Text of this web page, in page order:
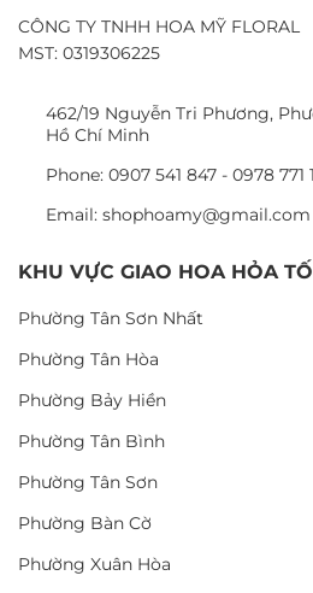
CÔNG TY TNHH HOA MỸ FLORAL
MST: 0319306225
462/19 Nguyễn Tri Phương,
Hồ Chí Minh
Phone: 0907 541 847 - 0978 771
Email: shophoamy@gmail.com
KHU VỰC GIAO HOA HỎA
Phường Tân Sơn Nhất
Phường Tân Hòa
Phường Bảy Hiền
Phường Tân Bình
Phường Tân Sơn
Phường Bàn Cờ
Phường Xuân Hòa